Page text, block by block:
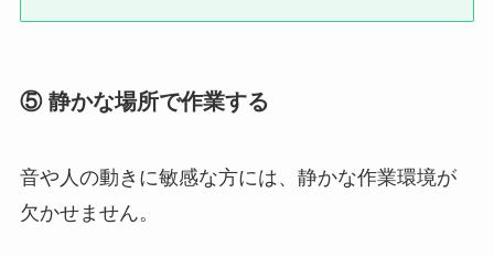
⑤ 静かな場所で作業する
音や人の動きに敏感な方には、静かな作業環境が
欠かせません。